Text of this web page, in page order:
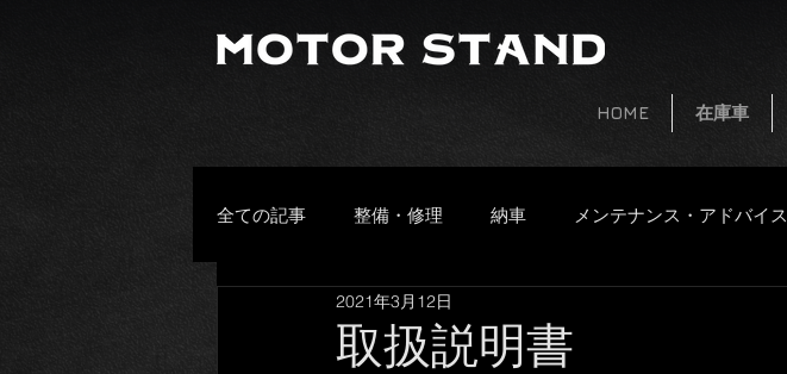
HOME 在庫車
全ての記事 整備・修理 納車 メンテナンス・アドバイス
プライベート その他
取扱説明書
2021年3月12日